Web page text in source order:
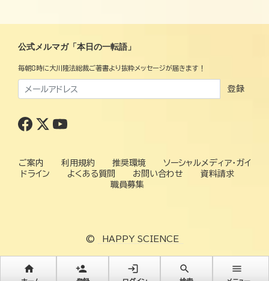
公式メルマガ「本日の一転語」
毎朝8時に大川隆法総裁ご著書より抜粋メッセージが届きます！
登録
ご案内 利用規約 推奨環境
ソーシャルメディア・ガイ
ドライン
よくある質問 お問い合わせ
資料請求
職員募集
© HAPPY SCIENCE
home person_add login search menu